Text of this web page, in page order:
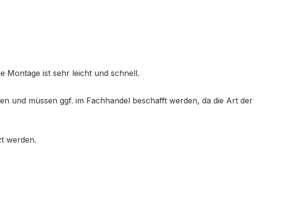
Montage ist sehr leicht und schnell.
und müssen ggf. im Fachhandel beschafft werden, da die Art der
werden.